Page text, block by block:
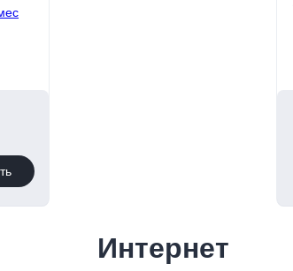
Интернет